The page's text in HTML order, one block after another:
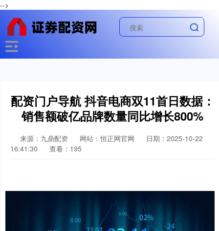
-->
配资门户导航 抖音电商双11首日数据：
销售额破亿品牌数量同比增长800%
来源：九鼎配资 网站：恒正网官网
日期：2025-10-22
16:41:30
查看：195